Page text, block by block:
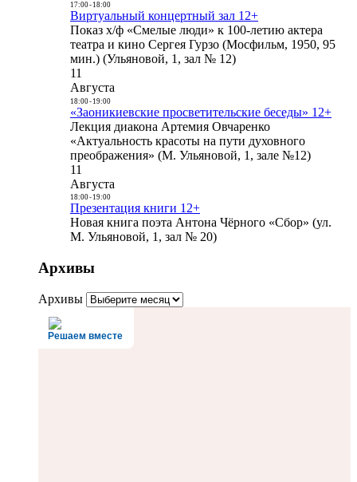
17:00- 18:00
Виртуальный концертный зал 12+
Показ х/ф «Смелые люди» к 100-летию актера
театра и кино Сергея Гурзо (Мосфильм, 1950, 95
мин.) (Ульяновой, 1, зал № 12)
11
Августа
18:00- 19:00
«Заоникиевские просветительские беседы» 12+
Лекция диакона Артемия Овчаренко
«Актуальность красоты на пути духовного
преображения» (М. Ульяновой, 1, зале №12)
11
Августа
18:00- 19:00
Презентация книги 12+
Новая книга поэта Антона Чёрного «Сбор» (ул.
М. Ульяновой, 1, зал № 20)
Архивы
Архивы
Решаем вместе